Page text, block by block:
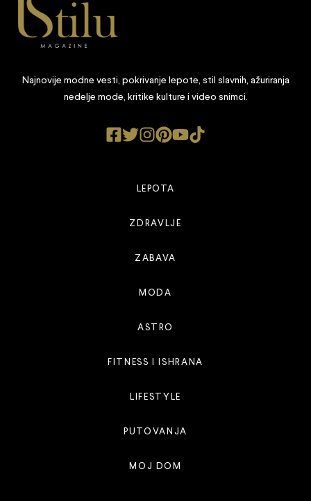
Najnovije modne vesti, pokrivanje lepote, stil slavnih, ažuriranja
nedelje mode, kritike kulture i video snimci.
LEPOTA
ZDRAVLJE
ZABAVA
MODA
ASTRO
FITNESS I ISHRANA
LIFESTYLE
PUTOVANJA
MOJ DOM